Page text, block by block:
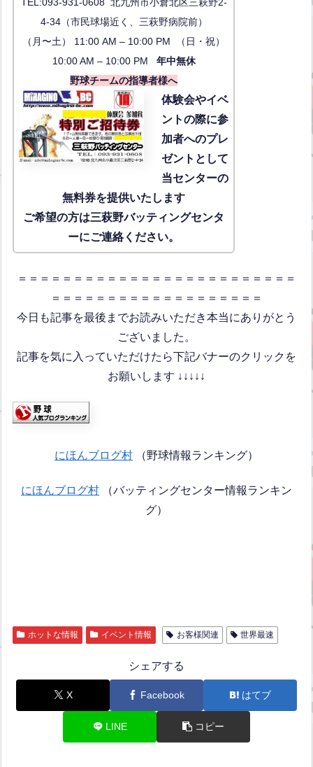
4-34（市民球場近く、三萩野病院前）
（月〜土） 11:00 AM – 10:00 PM （日・祝）
10:00 AM – 10:00 PM 年中無休
野球チームの指導者様へ
体験会やイベ
ントの際に参
加者へのプレ
ゼントとして
当センターの
無料券を提供いたします
ご希望の方は三萩野バッティングセンタ
ーにご連絡ください。
＝＝＝＝＝＝＝＝＝＝＝＝＝＝＝＝＝＝＝＝＝＝＝＝＝
＝＝＝＝＝＝＝＝＝＝＝＝＝＝＝＝＝＝＝
今日も記事を最後までお読みいただき本当にありがとう
ございました。
記事を気に入っていただけたら下記バナーのクリックを
お願いします ↓↓↓↓↓
にほんブログ村 （野球情報ランキング）
にほんブログ村 （バッティングセンター情報ランキン
グ）
ホットな情報 イベント情報 お客様関連 世界最速
シェアする
X Facebook はてブ
LINE コピー